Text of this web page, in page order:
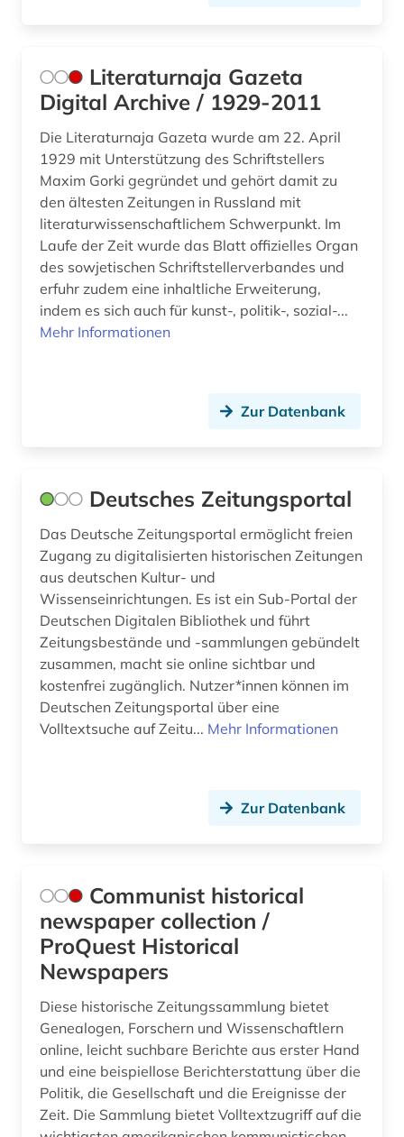
judentum (4)
jüdische presse (1)
kalifornien (1)
kambodscha (1)
kanada (5)
karibik (1)
karibik und latino studies (4)
karikatur (1)
katholische kirche. sancta sedes (1)
kentucky (1)
kitzingen (1)
klagenfurt (1)
klimaänderung (1)
koblenz (1)
kommunismus (1)
kriegsgeschichte (1)
kroatien (1)
kuala lumpur (1)
kulmbach (1)
kultur (3)
kulturwissenschaften (6)
Literaturnaja Gazeta
Digital Archive / 1929-2011
Die Literaturnaja Gazeta wurde am 22. April
1929 mit Unterstützung des Schriftstellers
Maxim Gorki gegründet und gehört damit zu
den ältesten Zeitungen in Russland mit
literaturwissenschaftlichem Schwerpunkt. Im
Laufe der Zeit wurde das Blatt offizielles Organ
des sowjetischen Schriftstellerverbandes und
erfuhr zudem eine inhaltliche Erweiterung,
indem es sich auch für kunst-, politik-, sozial-...
Mehr Informationen
Zur Datenbank
Deutsches Zeitungsportal
Das Deutsche Zeitungsportal ermöglicht freien
Zugang zu digitalisierten historischen Zeitungen
aus deutschen Kultur- und
Wissenseinrichtungen. Es ist ein Sub-Portal der
Deutschen Digitalen Bibliothek und führt
Zeitungsbestände und -sammlungen gebündelt
zusammen, macht sie online sichtbar und
kostenfrei zugänglich. Nutzer*innen können im
Deutschen Zeitungsportal über eine
Volltextsuche auf Zeitu... Mehr Informationen
Zur Datenbank
Communist historical
newspaper collection /
ProQuest Historical
Newspapers
Diese historische Zeitungssammlung bietet
Genealogen, Forschern und Wissenschaftlern
online, leicht suchbare Berichte aus erster Hand
und eine beispiellose Berichterstattung über die
Politik, die Gesellschaft und die Ereignisse der
Zeit. Die Sammlung bietet Volltextzugriff auf die